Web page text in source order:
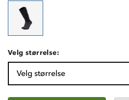
Velg størrelse:
Velg størrelse